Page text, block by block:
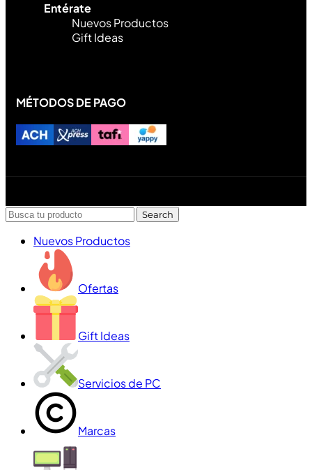
Entérate
Nuevos Productos
Gift Ideas
MÉTODOS DE PAGO
Search
Nuevos Productos
Ofertas
Gift Ideas
Servicios de PC
Marcas